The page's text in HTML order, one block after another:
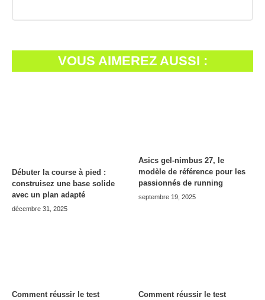
VOUS AIMEREZ AUSSI :
Débuter la course à pied :
construisez une base solide
avec un plan adapté
décembre 31, 2025
Asics gel-nimbus 27, le
modèle de référence pour les
passionnés de running
septembre 19, 2025
Comment réussir le test
Comment réussir le test